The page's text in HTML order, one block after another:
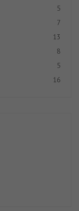
5
7
13
8
5
16